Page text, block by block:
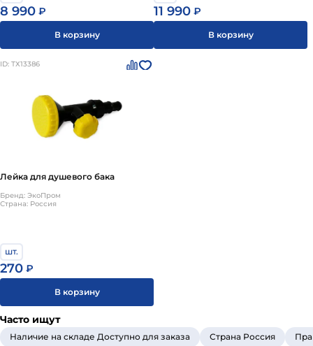
8 990 ₽
В корзину
11 990 ₽
В корзину
ID: ТХ13386
Лейка для душевого бака
Бренд: ЭкоПром
Страна: Россия
шт.
270 ₽
В корзину
Часто ищут
Наличие на складе Доступно для заказа Страна Россия